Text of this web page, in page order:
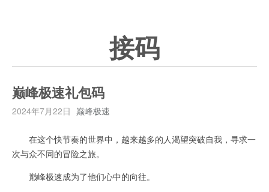
接码
巅峰极速礼包码
2024年7月22日 巅峰极速
在这个快节奏的世界中，越来越多的人渴望突破自我，寻求一
次与众不同的冒险之旅。
巅峰极速成为了他们心中的向往。